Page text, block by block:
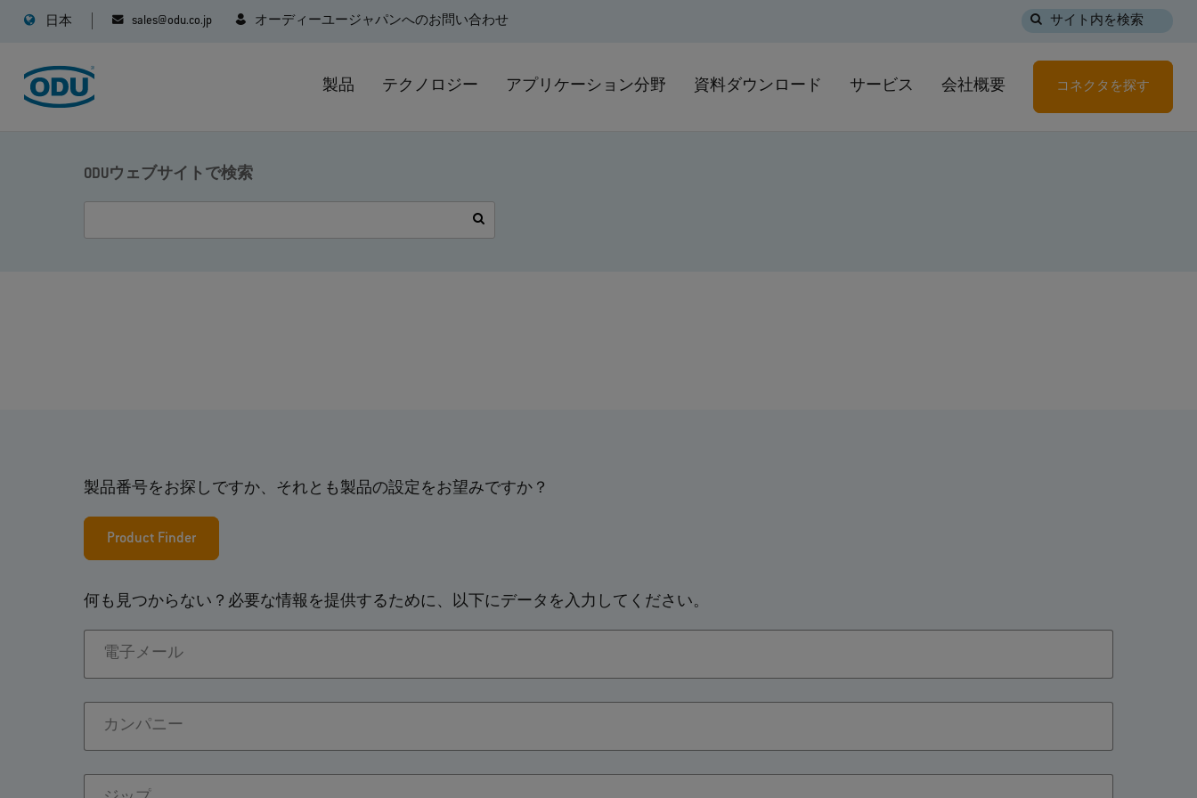
日本 sales@odu.co.jp オーディーユージャパンへのお問い合わせ サイト内を検索
製品 テクノロジー アプリケーション分野 資料ダウンロード サービス 会社概要 コネクタを探す
ODUウェブサイトで検索
製品番号をお探しですか、それとも製品の設定をお望みですか？
Product Finder
何も見つからない？必要な情報を提供するために、以下にデータを入力してください。
電子メール
カンパニー